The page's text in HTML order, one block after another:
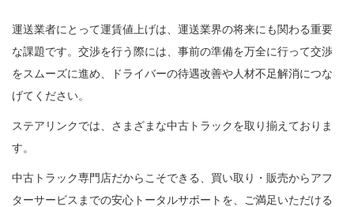
運送業者にとって運賃値上げは、運送業界の将来にも関わる重要
な課題です。交渉を行う際には、事前の準備を万全に行って交渉
をスムーズに進め、ドライバーの待遇改善や人材不足解消につな
げてください。
ステアリンクでは、さまざまな中古トラックを取り揃えておりま
す。
中古トラック専門店だからこそできる、買い取り・販売からアフ
ターサービスまでの安心トータルサポートを、ご満足いただける